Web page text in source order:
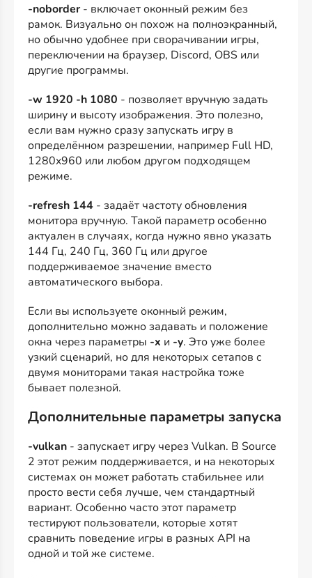
-noborder - включает оконный режим без
рамок. Визуально он похож на полноэкранный,
но обычно удобнее при сворачивании игры,
переключении на браузер, Discord, OBS или
другие программы.
-w 1920 -h 1080 - позволяет вручную задать
ширину и высоту изображения. Это полезно,
если вам нужно сразу запускать игру в
определённом разрешении, например Full HD,
1280x960 или любом другом подходящем
режиме.
-refresh 144 - задаёт частоту обновления
монитора вручную. Такой параметр особенно
актуален в случаях, когда нужно явно указать
144 Гц, 240 Гц, 360 Гц или другое
поддерживаемое значение вместо
автоматического выбора.
Если вы используете оконный режим,
дополнительно можно задавать и положение
окна через параметры -x и -y. Это уже более
узкий сценарий, но для некоторых сетапов с
двумя мониторами такая настройка тоже
бывает полезной.
Дополнительные параметры запуска
-vulkan - запускает игру через Vulkan. В Source
2 этот режим поддерживается, и на некоторых
системах он может работать стабильнее или
просто вести себя лучше, чем стандартный
вариант. Особенно часто этот параметр
тестируют пользователи, которые хотят
сравнить поведение игры в разных API на
одной и той же системе.